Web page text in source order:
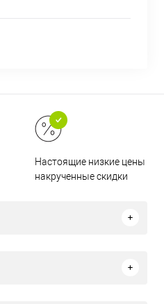
Настоящие низкие цены и
накрученные скидки